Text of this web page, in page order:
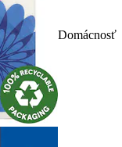
Domácnosť